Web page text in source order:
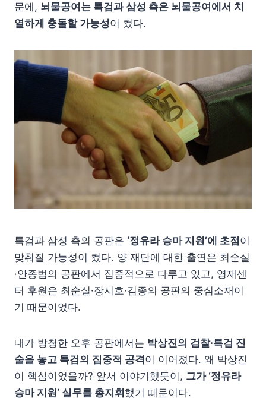
문에, 뇌물공여는 특검과 삼성 측은 뇌물공여에서 치
열하게 충돌할 가능성이 컸다.
특검과 삼성 측의 공판은 ‘정유라 승마 지원’에 초점 이
맞춰질 가능성이 컸다. 양 재단에 대한 출연은 최순실
·안종범의 공판에서 집중적으로 다루고 있고, 영재센
터 후원은 최순실·장시호·김종의 공판의 중심소재이
기 때문이었다.
내가 방청한 오후 공판에서는 박상진의 검찰·특검 진
술을 놓고 특검의 집중적 공격이 이어졌다. 왜 박상진
이 핵심이었을까? 앞서 이야기했듯이, 그가 ‘정유라
승마 지원’ 실무를 총지휘 했기 때문이다.